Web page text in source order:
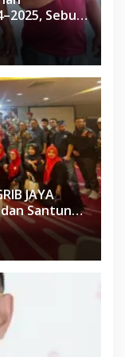
Sebut
JAYA
Santunan